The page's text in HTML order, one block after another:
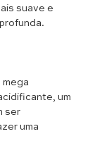
suave e
mega
um
ser
uma